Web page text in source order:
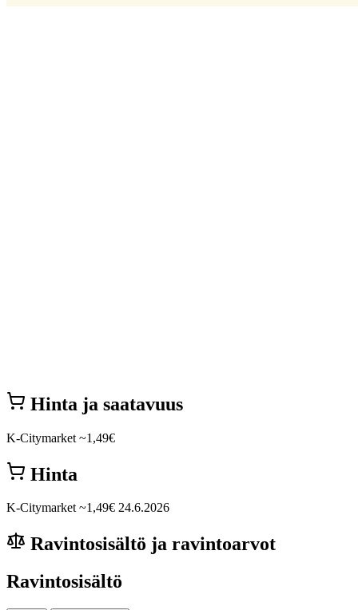
Hinta ja saatavuus
K-Citymarket ~1,49€
Hinta
K-Citymarket ~1,49€ 24.6.2026
Ravintosisältö ja ravintoarvot
Ravintosisältö